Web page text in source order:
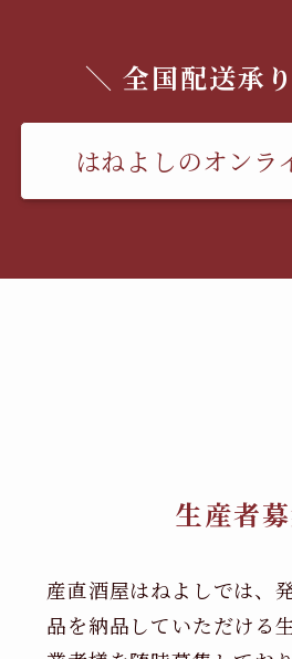
＼ 全国配送承
はねよしのオンラ
生産者
産直酒屋はねよしでは、
品を納品していただける